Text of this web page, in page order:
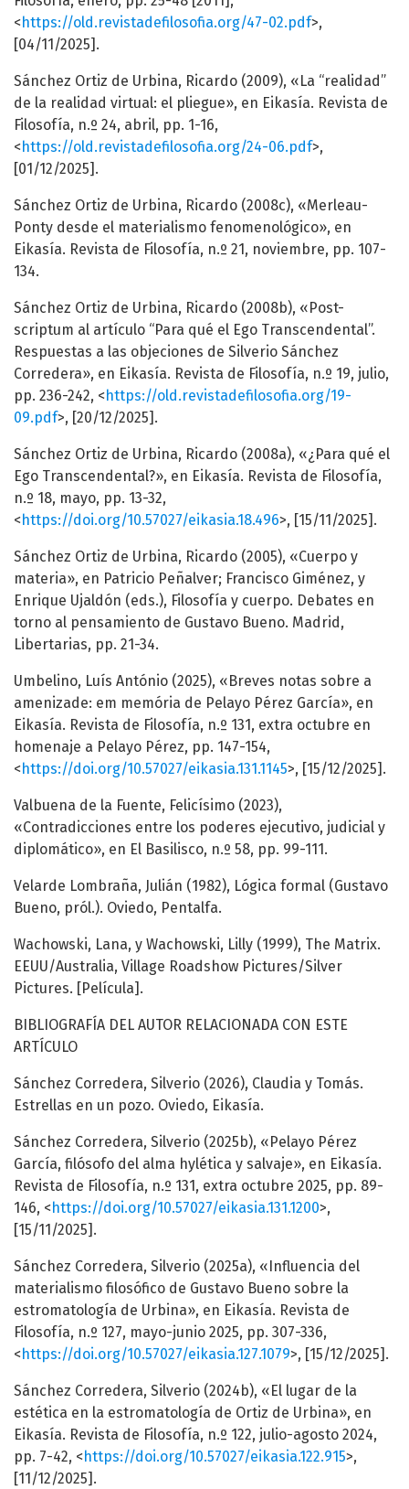
<https://old.revistadefilosofia.org/47-02.pdf>,
[04/11/2025].
Sánchez Ortiz de Urbina, Ricardo (2009), «La “realidad”
de la realidad virtual: el pliegue», en Eikasía. Revista de
Filosofía, n.º 24, abril, pp. 1-16,
<https://old.revistadefilosofia.org/24-06.pdf>,
[01/12/2025].
Sánchez Ortiz de Urbina, Ricardo (2008c), «Merleau-
Ponty desde el materialismo fenomenológico», en
Eikasía. Revista de Filosofía, n.º 21, noviembre, pp. 107-
134.
Sánchez Ortiz de Urbina, Ricardo (2008b), «Post-
scriptum al artículo “Para qué el Ego Transcendental”.
Respuestas a las objeciones de Silverio Sánchez
Corredera», en Eikasía. Revista de Filosofía, n.º 19, julio,
pp. 236-242, <https://old.revistadefilosofia.org/19-
09.pdf>, [20/12/2025].
Sánchez Ortiz de Urbina, Ricardo (2008a), «¿Para qué el
Ego Transcendental?», en Eikasía. Revista de Filosofía,
n.º 18, mayo, pp. 13-32,
<https://doi.org/10.57027/eikasia.18.496>, [15/11/2025].
Sánchez Ortiz de Urbina, Ricardo (2005), «Cuerpo y
materia», en Patricio Peñalver; Francisco Giménez, y
Enrique Ujaldón (eds.), Filosofía y cuerpo. Debates en
torno al pensamiento de Gustavo Bueno. Madrid,
Libertarias, pp. 21-34.
Umbelino, Luís António (2025), «Breves notas sobre a
amenizade: em memória de Pelayo Pérez García», en
Eikasía. Revista de Filosofía, n.º 131, extra octubre en
homenaje a Pelayo Pérez, pp. 147-154,
<https://doi.org/10.57027/eikasia.131.1145>, [15/12/2025].
Valbuena de la Fuente, Felicísimo (2023),
«Contradicciones entre los poderes ejecutivo, judicial y
diplomático», en El Basilisco, n.º 58, pp. 99-111.
Velarde Lombraña, Julián (1982), Lógica formal (Gustavo
Bueno, pról.). Oviedo, Pentalfa.
Wachowski, Lana, y Wachowski, Lilly (1999), The Matrix.
EEUU/Australia, Village Roadshow Pictures/Silver
Pictures. [Película].
BIBLIOGRAFÍA DEL AUTOR RELACIONADA CON ESTE
ARTÍCULO
Sánchez Corredera, Silverio (2026), Claudia y Tomás.
Estrellas en un pozo. Oviedo, Eikasía.
Sánchez Corredera, Silverio (2025b), «Pelayo Pérez
García, filósofo del alma hylética y salvaje», en Eikasía.
Revista de Filosofía, n.º 131, extra octubre 2025, pp. 89-
146, <https://doi.org/10.57027/eikasia.131.1200>,
[15/11/2025].
Sánchez Corredera, Silverio (2025a), «Influencia del
materialismo filosófico de Gustavo Bueno sobre la
estromatología de Urbina», en Eikasía. Revista de
Filosofía, n.º 127, mayo-junio 2025, pp. 307-336,
<https://doi.org/10.57027/eikasia.127.1079>, [15/12/2025].
Sánchez Corredera, Silverio (2024b), «El lugar de la
estética en la estromatología de Ortiz de Urbina», en
Eikasía. Revista de Filosofía, n.º 122, julio-agosto 2024,
pp. 7-42, <https://doi.org/10.57027/eikasia.122.915>,
[11/12/2025].